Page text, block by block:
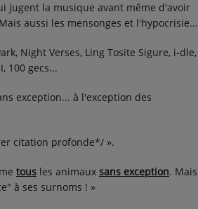
jugent la musique avant même d'avoir
aussi les mensonges et l'hypocrisie...
Night Verses, Ling Tosite Sigure, i-dle,
100 gecs...
exception... à l'exception des
citation profonde*/ ».
tous les animaux sans exception. Mais
à ses surnoms ! »
Adrien